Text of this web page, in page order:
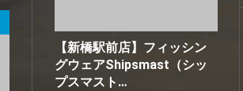
【新橋駅前店】フィッシン
グウェアShipsmast（シッ
プスマスト…